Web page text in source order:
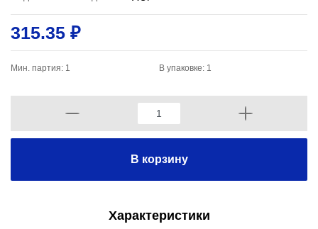
315.35 ₽
Мин. партия: 1 В упаковке: 1
В корзину
Характеристики